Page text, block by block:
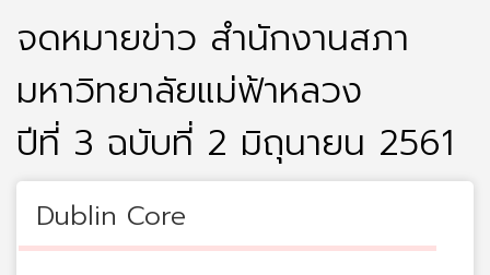
จดหมายข่าว สำนักงานสภา
มหาวิทยาลัยแม่ฟ้าหลวง
ปีที่ 3 ฉบับที่ 2 มิถุนายน 2561
Dublin Core